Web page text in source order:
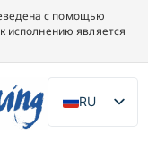
с помощью
исполнению является
RU
DE